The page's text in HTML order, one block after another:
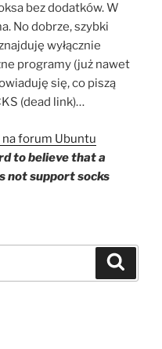
bez dodatków. W
No dobrze, szybki
wyłącznie
programy (już nawet
się, co piszą
(dead link)…
forum Ubuntu
to believe that a
not support socks